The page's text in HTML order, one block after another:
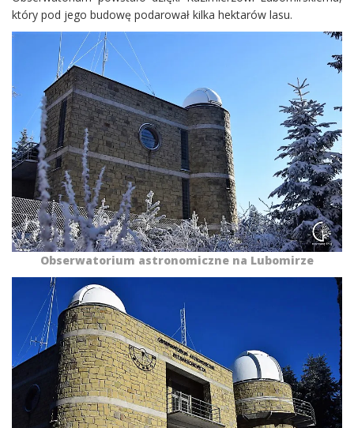
który pod jego budowę podarował kilka hektarów lasu.
Obserwatorium astronomiczne na Lubomirze